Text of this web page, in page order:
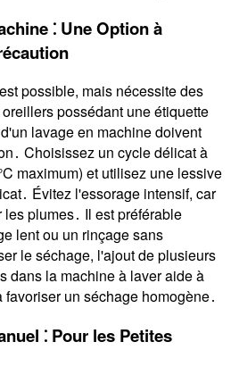
⁚ Une Option à
possible, mais nécessite des
possédant une étiquette
lavage en machine doivent
Choisissez un cycle délicat à
maximum) et utilisez une lessive
Évitez l'essorage intensif, car
plumes․ Il est préférable
lent ou un rinçage sans
le séchage, l'ajout de plusieurs
dans la machine à laver aide à
un séchage homogène․
⁚ Pour les Petites